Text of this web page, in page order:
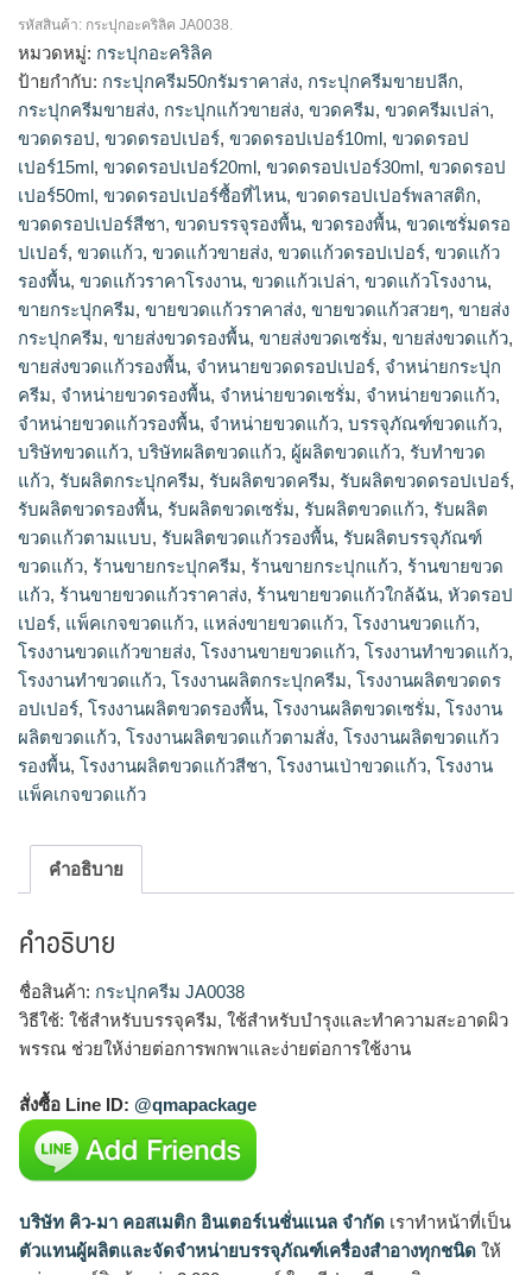
รหัสสินค้า: กระปุกอะคริลิค JA0038.
หมวดหมู่: กระปุกอะคริลิค
ป้ายกำกับ: กระปุกครีม50กรัมราคาส่ง, กระปุกครีมขายปลีก,
กระปุกครีมขายส่ง, กระปุกแก้วขายส่ง, ขวดครีม, ขวดครีมเปล่า,
ขวดดรอป, ขวดดรอปเปอร์, ขวดดรอปเปอร์10ml, ขวดดรอป
เปอร์15ml, ขวดดรอปเปอร์20ml, ขวดดรอปเปอร์30ml, ขวดดรอป
เปอร์50ml, ขวดดรอปเปอร์ซื้อที่ไหน, ขวดดรอปเปอร์พลาสติก,
ขวดดรอปเปอร์สีชา, ขวดบรรจุรองพื้น, ขวดรองพื้น, ขวดเซรั่มดรอ
ปเปอร์, ขวดแก้ว, ขวดแก้วขายส่ง, ขวดแก้วดรอปเปอร์, ขวดแก้ว
รองพื้น, ขวดแก้วราคาโรงงาน, ขวดแก้วเปล่า, ขวดแก้วโรงงาน,
ขายกระปุกครีม, ขายขวดแก้วราคาส่ง, ขายขวดแก้วสวยๆ, ขายส่ง
กระปุกครีม, ขายส่งขวดรองพื้น, ขายส่งขวดเซรั่ม, ขายส่งขวดแก้ว,
ขายส่งขวดแก้วรองพื้น, จำหนายขวดดรอปเปอร์, จำหน่ายกระปุก
ครีม, จำหน่ายขวดรองพื้น, จำหน่ายขวดเซรั่ม, จำหน่ายขวดแก้ว,
จำหน่ายขวดแก้วรองพื้น, จําหน่ายขวดแก้ว, บรรจุภัณฑ์ขวดแก้ว,
บริษัทขวดแก้ว, บริษัทผลิตขวดแก้ว, ผู้ผลิตขวดแก้ว, รับทำขวด
แก้ว, รับผลิตกระปุกครีม, รับผลิตขวดครีม, รับผลิตขวดดรอปเปอร์,
รับผลิตขวดรองพื้น, รับผลิตขวดเซรั่ม, รับผลิตขวดแก้ว, รับผลิต
ขวดแก้วตามแบบ, รับผลิตขวดแก้วรองพื้น, รับผลิตบรรจุภัณฑ์
ขวดแก้ว, ร้านขายกระปุกครีม, ร้านขายกระปุกแก้ว, ร้านขายขวด
แก้ว, ร้านขายขวดแก้วราคาส่ง, ร้านขายขวดแก้วใกล้ฉัน, หัวดรอป
เปอร์, แพ็คเกจขวดแก้ว, แหล่งขายขวดแก้ว, โรงงานขวดแก้ว,
โรงงานขวดแก้วขายส่ง, โรงงานขายขวดแก้ว, โรงงานทำขวดแก้ว,
โรงงานทําขวดแก้ว, โรงงานผลิตกระปุกครีม, โรงงานผลิตขวดดร
อปเปอร์, โรงงานผลิตขวดรองพื้น, โรงงานผลิตขวดเซรั่ม, โรงงาน
ผลิตขวดแก้ว, โรงงานผลิตขวดแก้วตามสั่ง, โรงงานผลิตขวดแก้ว
รองพื้น, โรงงานผลิตขวดแก้วสีชา, โรงงานเป่าขวดแก้ว, โรงงาน
แพ็คเกจขวดแก้ว
คำอธิบาย
คำอธิบาย
ชื่อสินค้า: กระปุกครีม JA0038
วิธีใช้: ใช้สำหรับบรรจุครีม, ใช้สำหรับบำรุงและทำความสะอาดผิว
พรรณ ช่วยให้ง่ายต่อการพกพาและง่ายต่อการใช้งาน
สั่งซื้อ Line ID: @qmapackage
บริษัท คิว-มา คอสเมติก อินเตอร์เนชั่นแนล จำกัด เราทำหน้าที่เป็น
ตัวแทนผู้ผลิตและจัดจำหน่ายบรรจุภัณฑ์เครื่องสำอางทุกชนิด ให้